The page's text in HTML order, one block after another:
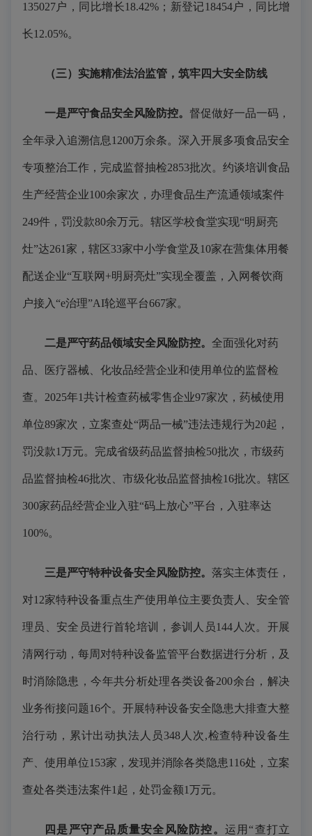
135027户，同比增长18.42%；新登记18454户，同比增
长12.05%。
（三）实施精准法治监管，筑牢四大安全防线
一是严守食品安全风险防控。 督促做好一品一码，
全年录入追溯信息1200万余条。深入开展多项食品安全
专项整治工作，完成监督抽检2853批次。约谈培训食品
生产经营企业100余家次，办理食品生产流通领域案件
249件，罚没款80余万元。辖区学校食堂实现“明厨亮
灶”达261家，辖区33家中小学食堂及10家在营集体用餐
配送企业“互联网+明厨亮灶”实现全覆盖，入网餐饮商
户接入“e治理”AI轮巡平台667家。
二是严守药品领域安全风险防控。 全面强化对药
品、医疗器械、化妆品经营企业和使用单位的监督检
查。2025年1共计检查药械零售企业97家次，药械使用
单位89家次，立案查处“两品一械”违法违规行为20起，
罚没款1万元。完成省级药品监督抽检50批次，市级药
品监督抽检46批次、市级化妆品监督抽检16批次。辖区
300家药品经营企业入驻“码上放心”平台，入驻率达
100%。
三是严守特种设备安全风险防控。 落实主体责任，
对12家特种设备重点生产使用单位主要负责人、安全管
理员、安全员进行首轮培训，参训人员144人次。开展
清网行动，每周对特种设备监管平台数据进行分析，及
时消除隐患，今年共分析处理各类设备200余台，解决
业务衔接问题16个。开展特种设备安全隐患大排查大整
治行动，累计出动执法人员348人次,检查特种设备生
产、使用单位153家，发现并消除各类隐患116处，立案
查处各类违法案件1起，处罚金额1万元。
四是严守产品质量安全风险防控。 运用“查打立